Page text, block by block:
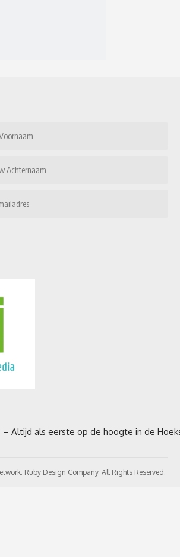
Ruby Design Company. All Rights Reserved.